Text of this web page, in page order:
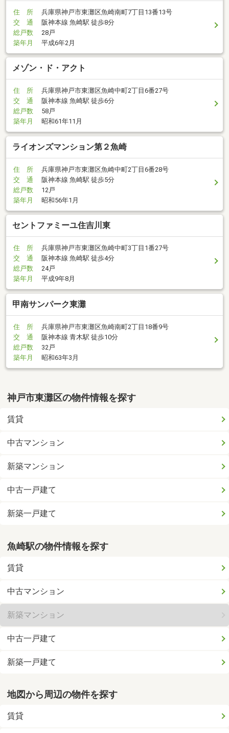
住 所
兵庫県神戸市東灘区魚崎南町7丁目13番13号
交 通
阪神本線 魚崎駅 徒歩8分
総戸数
28戸
築年月
平成6年2月
メゾン・ド・アクト
住 所
兵庫県神戸市東灘区魚崎中町2丁目6番27号
交 通
阪神本線 魚崎駅 徒歩6分
総戸数
58戸
築年月
昭和61年11月
ライオンズマンション第２魚崎
住 所
兵庫県神戸市東灘区魚崎中町2丁目6番28号
交 通
阪神本線 魚崎駅 徒歩5分
総戸数
12戸
築年月
昭和56年1月
セントファミーユ住吉川東
住 所
兵庫県神戸市東灘区魚崎中町3丁目1番27号
交 通
阪神本線 魚崎駅 徒歩4分
総戸数
24戸
築年月
平成9年8月
甲南サンパーク東灘
住 所
兵庫県神戸市東灘区魚崎南町2丁目18番9号
交 通
阪神本線 青木駅 徒歩10分
総戸数
32戸
築年月
昭和63年3月
神戸市東灘区の物件情報を探す
賃貸
中古マンション
新築マンション
中古一戸建て
新築一戸建て
魚崎駅の物件情報を探す
賃貸
中古マンション
新築マンション
中古一戸建て
新築一戸建て
地図から周辺の物件を探す
賃貸